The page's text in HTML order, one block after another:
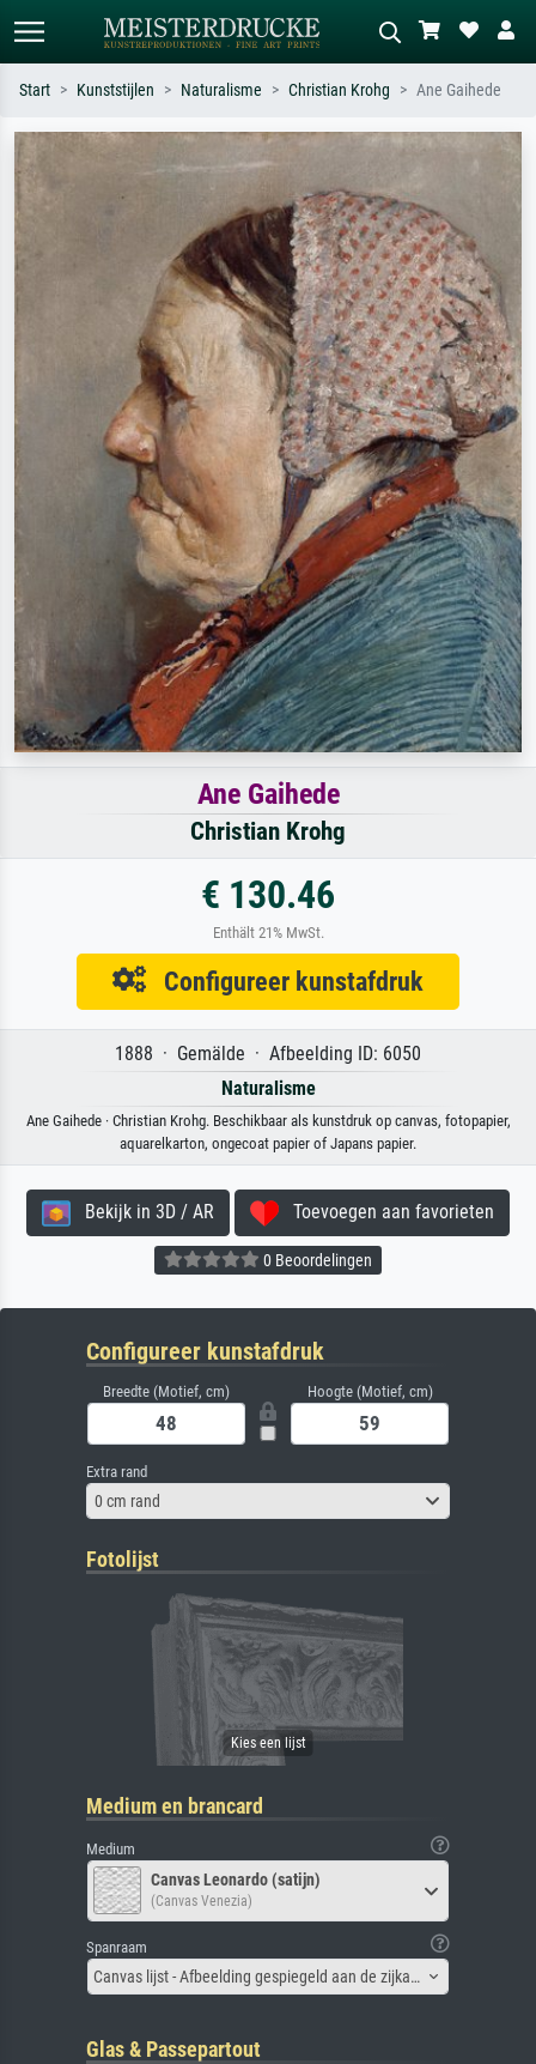
Standaard zoeken AI-beeldzoeker
Zoek op kunstenaar, titel of stijl – bijv.
Monet, Sterrennacht, impressionisme,
Beschrijf de scène – bijv. groene
weide, abstract met veel rood, donker
olieverfschilderij, staand naakt naast
een boom.
Start Kunststijlen Naturalisme Christian Krohg Ane Gaihede
Ane Gaihede
Christian Krohg
€ 130.46
Enthält 21% MwSt.
Configureer kunstafdruk
1888 · Gemälde · Afbeelding ID: 6050
Naturalisme
Ane Gaihede · Christian Krohg. Beschikbaar als kunstdruk op canvas, fotopapier,
aquarelkarton, ongecoat papier of Japans papier.
Bekijk in 3D / AR Toevoegen aan favorieten
0 Beoordelingen
Configureer kunstafdruk
Breedte (Motief, cm) Hoogte (Motief, cm)
Extra rand
0 cm rand
Fotolijst
Medium en brancard
Medium
Canvas Leonardo (satijn)
(Canvas Venezia)
Spanraam
Canvas lijst - Afbeelding gespiegeld aan de zijkant
Glas & Passepartout